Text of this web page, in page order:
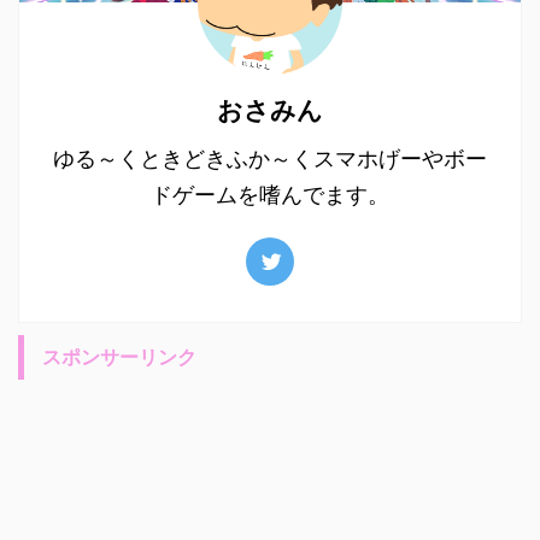
おさみん
ゆる～くときどきふか～くスマホげーやボー
ドゲームを嗜んでます。
スポンサーリンク